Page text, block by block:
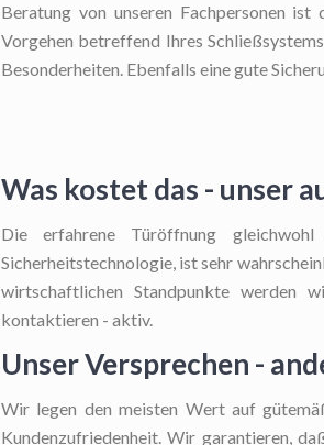
Beratung von unseren Fachpersonen
Vorgehen betreffend Ihres
Besonderheiten. Ebenfalls eine gute
Was kostet das - unser
Die erfahrene Türöffnung
Sicherheitstechnologie, ist sehr
wirtschaftlichen Standpunkte werden
kontaktieren - aktiv.
Unser Versprechen -
Wir legen den meisten Wert auf
Kundenzufriedenheit. Wir garantieren,